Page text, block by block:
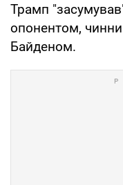
Трамп
опонентом,
Байденом.